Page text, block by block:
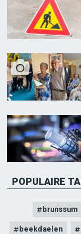
POPULAIRE
brunssum
beekdaelen